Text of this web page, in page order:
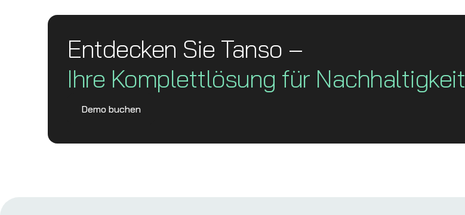
Entdecken Sie Tanso –
Ihre Komplett­lösung für Nachhaltigkeit
Demo buchen